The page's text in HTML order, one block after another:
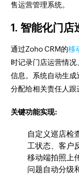
售运营管理系统。
1. 智能化门店
通过Zoho CRM的移
时记录门店运营情
信息。系统自动生
分配给相关责任人跟
关键功能实现:
自定义巡店检
工状态、客户
移动端拍照上
问题自动分级